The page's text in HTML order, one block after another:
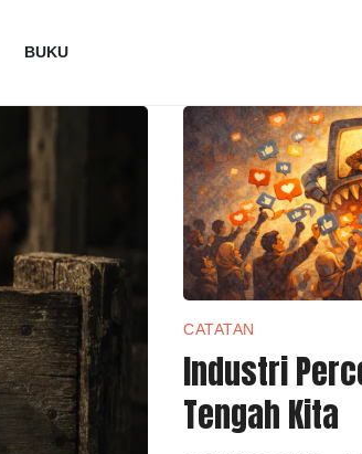
BUKU
CATATAN
Industri
Tengah Kita